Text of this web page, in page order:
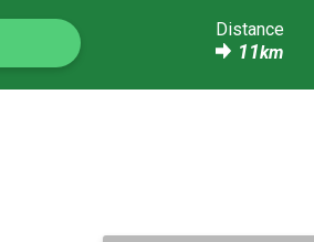
Distance
11km